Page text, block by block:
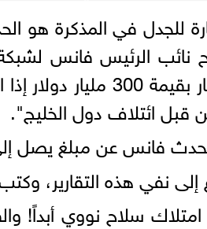
للجدل في المذكرة هو
الرئيس فانس
على صندوق لإعادة الإعمار
ائتلاف دول الخليج".
مبلغ يصل إلى 424 مليار دولار
إلى نفي هذه التقارير،
سلاح نووي أبداً!